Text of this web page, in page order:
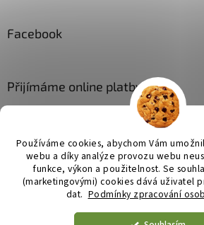
Používáme cookies, abychom Vám
webu a díky analýze provozu webu
funkce, výkon a použitelnost. Se
(marketingovými) cookies dává uživatel
dat. Podmínky zpracování
Facebook
Přijímáme online platby
Vytvořil